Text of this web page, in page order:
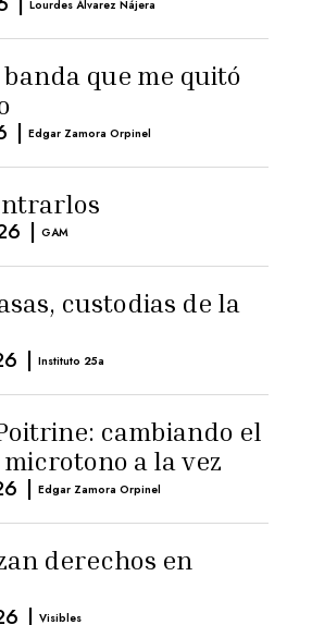
Lourdes Álvarez Nájera
que me quitó
| Edgar Zamora Orpinel
| GAM
custodias de la
| Instituto 25a
cambiando el
a la vez
| Edgar Zamora Orpinel
derechos en
| Visibles